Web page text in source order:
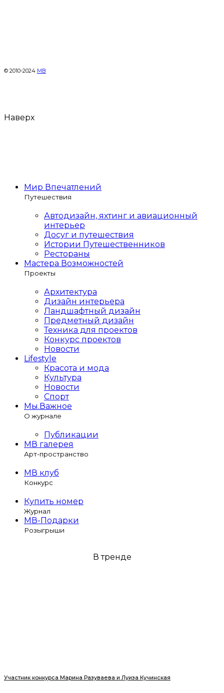
© 2010-2024 МВ
Наверх
Мир Впечатлений
Путешествия
Автодизайн, яхтинг и авиационный
интерьер
Досуг и путешествия
Истории Путешественников
Рестораны
Мастера Возможностей
Проекты
Архитектура
Дизайн интерьера
Ландшафтный дизайн
Предметный дизайн
Техника для проектов
Конкурс проектов
Новости
Lifestyle
Красота и мода
Культура
Новости
Спорт
Мы.Важное
О журнале
Публикации
МВ галерея
Арт-пространство
МВ клуб
Конкурс
Купить номер
Журнал
МВ-Подарки
Розыгрыши
В тренде
Участник конкурса Марина Разуваева и Луиза Кучинская